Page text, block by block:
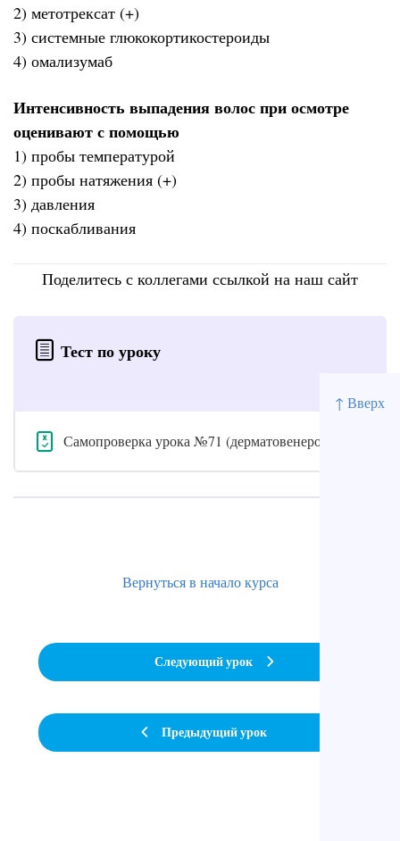
↑ Вверх
2) метотрексат (+)
3) системные глюкокортикостероиды
4) омализумаб
Интенсивность выпадения волос при осмотре
оценивают с помощью
1) пробы температурой
2) пробы натяжения (+)
3) давления
4) поскабливания
Поделитесь с коллегами ссылкой на наш сайт
Тест по уроку
Самопроверка урока №71 (дерматовенерология)
Предыдущий урок
Вернуться в начало курса
Следующий урок